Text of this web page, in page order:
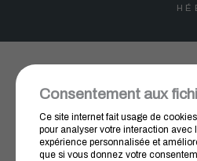
Consentement aux
Ce site internet fait usage de
pour analyser votre interaction avec
expérience personnalisée et
que si vous donnez votre